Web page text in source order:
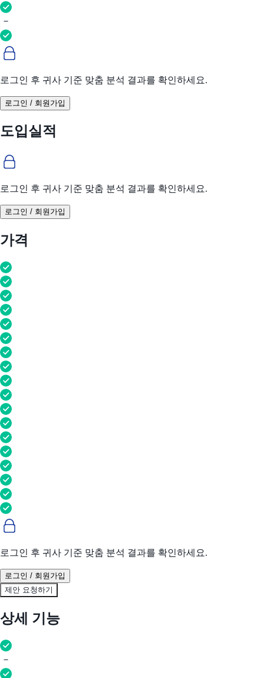
로그인 후 귀사 기준 맞춤 분석 결과를 확인하세요.
로그인 / 회원가입
도입실적
로그인 후 귀사 기준 맞춤 분석 결과를 확인하세요.
로그인 / 회원가입
가격
로그인 후 귀사 기준 맞춤 분석 결과를 확인하세요.
로그인 / 회원가입
제안 요청하기
상세 기능